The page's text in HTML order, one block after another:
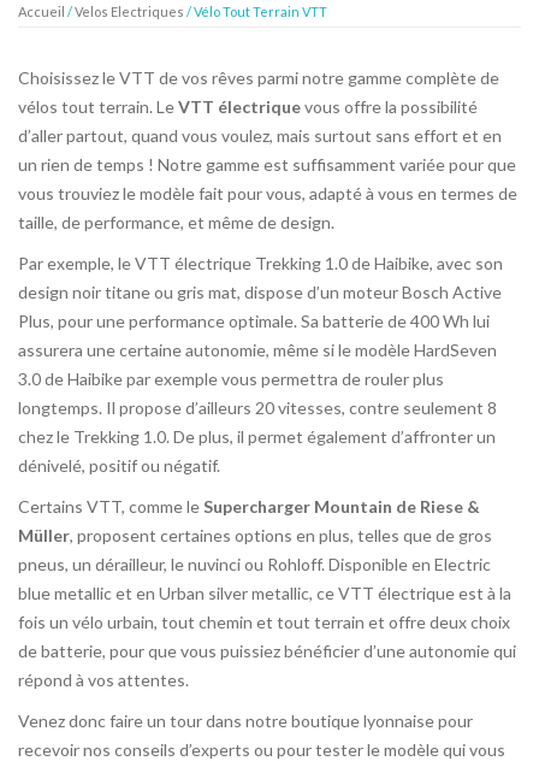
Accueil /Velos Electriques / Vélo Tout Terrain VTT
Choisissez le VTT de vos rêves parmi notre gamme complète de
vélos tout terrain. LeVTT électriquevous offre la possibilité
d’aller partout, quand vous voulez, mais surtout sans effort et en
un rien de temps ! Notre gamme est suffisamment variée pour que
vous trouviez le modèle fait pour vous, adapté à vous en termes de
taille, de performance, et même de design.
Par exemple, le VTT électrique Trekking 1.0 de Haibike, avec son
design noir titane ou gris mat, dispose d’un moteur Bosch Active
Plus, pour une performance optimale. Sa batterie de 400 Wh lui
assurera une certaine autonomie, même si le modèle HardSeven
3.0 de Haibike par exemple vous permettra de rouler plus
longtemps. Il propose d’ailleurs 20 vitesses, contre seulement 8
chez le Trekking 1.0. De plus, il permet également d’affronter un
dénivelé, positif ou négatif.
Certains VTT, comme le Supercharger Mountain de Riese &
Müller, proposent certaines options en plus, telles que de gros
pneus, un dérailleur, le nuvinci ou Rohloff. Disponible en Electric
blue metallic et en Urban silver metallic, ce VTT électrique est à la
fois un vélo urbain, tout chemin et tout terrain et offre deux choix
de batterie, pour que vous puissiez bénéficier d’une autonomie qui
répond à vos attentes.
Venez donc faire un tour dans notre boutique lyonnaise pour
recevoir nos conseils d’experts ou pour tester le modèle qui vous